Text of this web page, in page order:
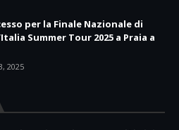
per la Finale Nazionale di
Summer Tour 2025 a Praia a
2025